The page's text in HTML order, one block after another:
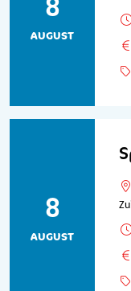
AUGUST
8
AUGUST